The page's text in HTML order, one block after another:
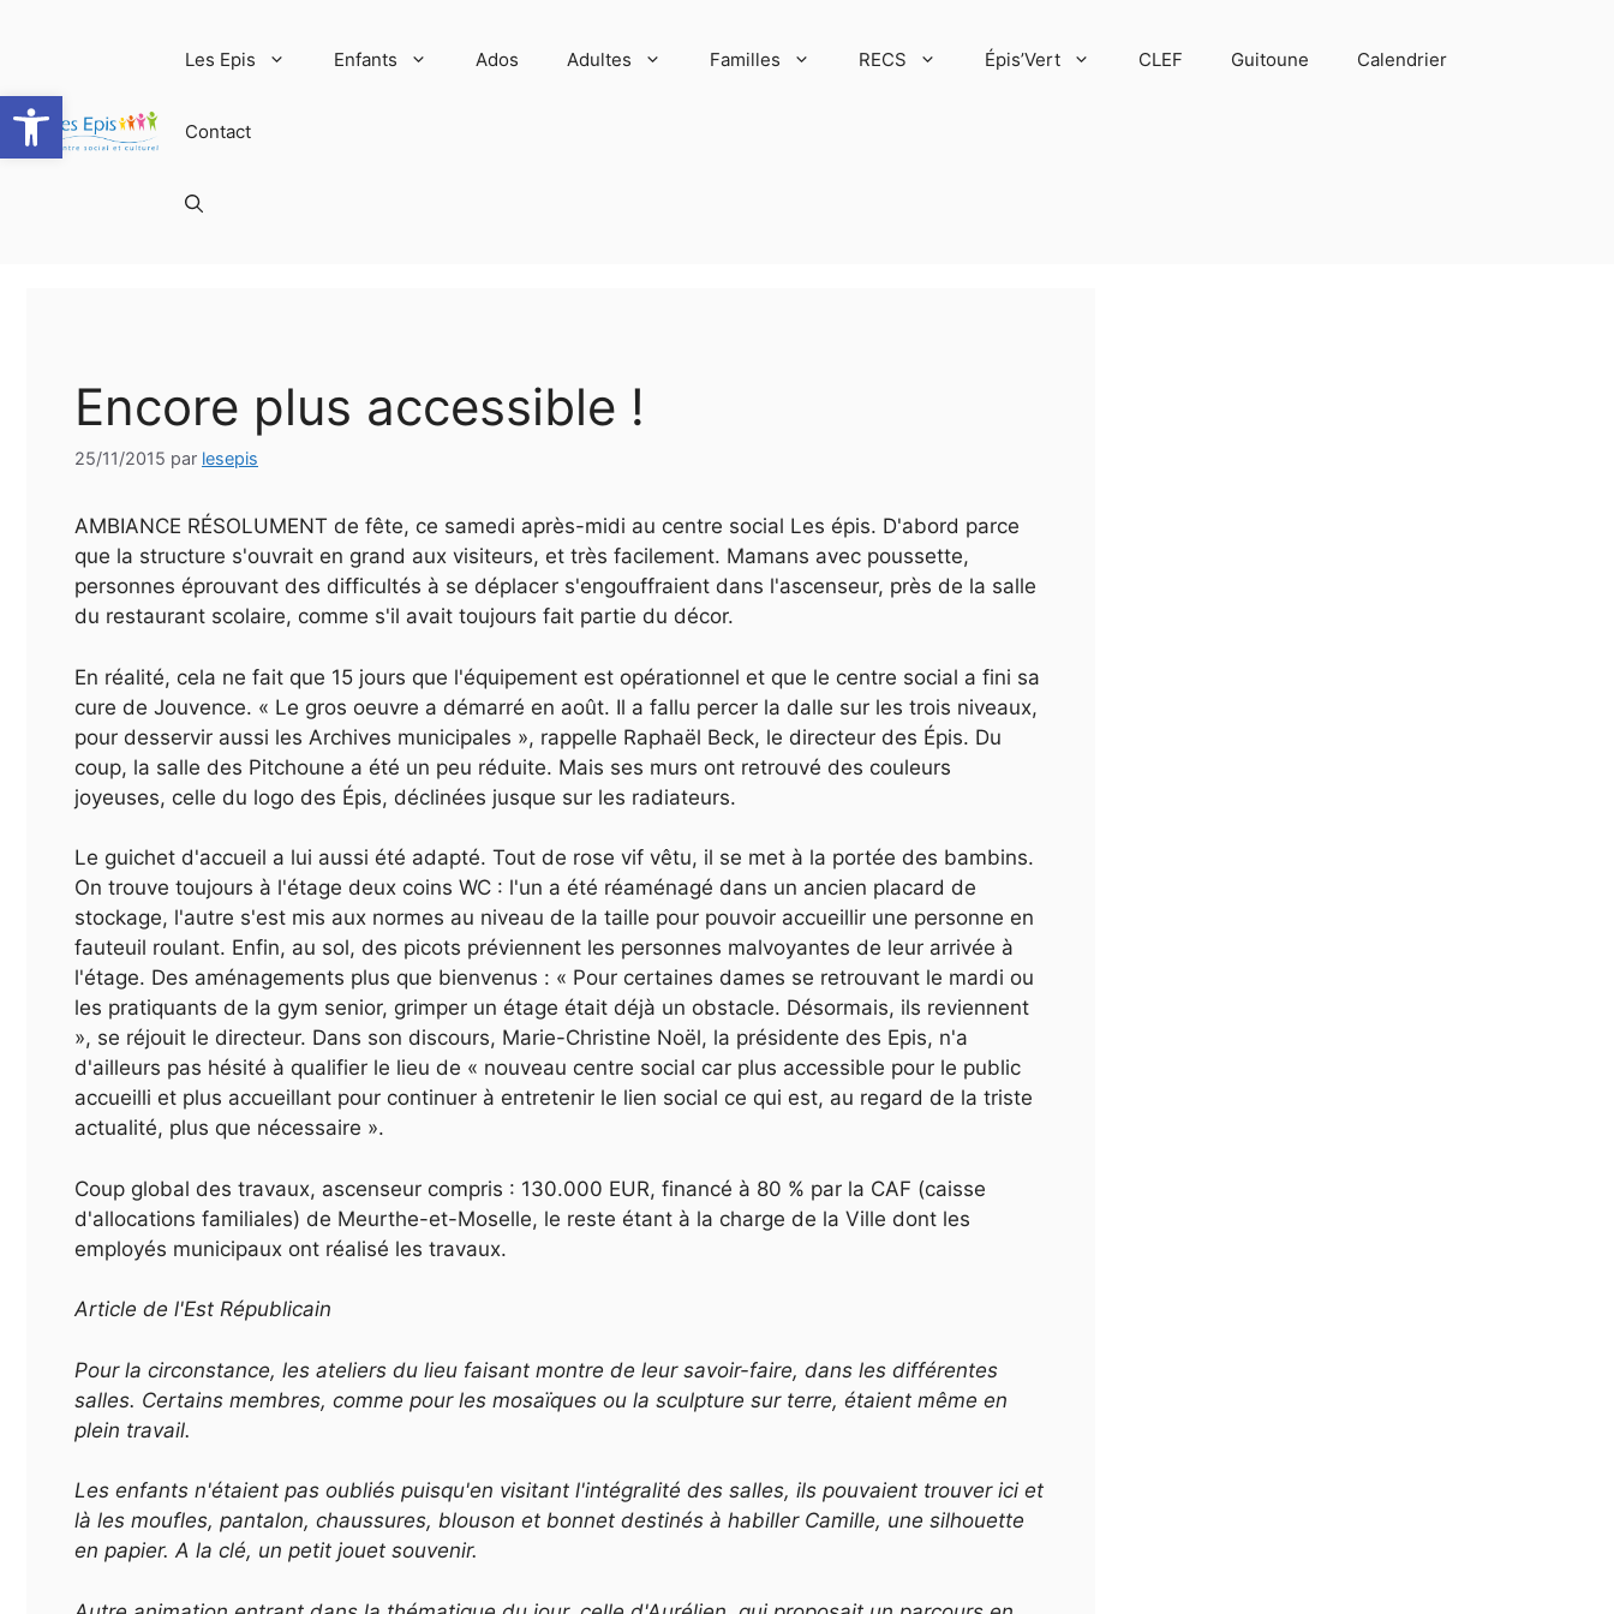
Ouvrir la barre d’outils
Les Epis Enfants Ados Adultes Familles RECS Épis’Vert CLEF Guitoune Calendrier
Contact
Encore plus accessible !
25/11/2015 par lesepis
AMBIANCE RÉSOLUMENT de fête, ce samedi après-midi au centre social Les épis. D'abord parce
que la structure s'ouvrait en grand aux visiteurs, et très facilement. Mamans avec poussette,
personnes éprouvant des difficultés à se déplacer s'engouffraient dans l'ascenseur, près de la salle
du restaurant scolaire, comme s'il avait toujours fait partie du décor.
En réalité, cela ne fait que 15 jours que l'équipement est opérationnel et que le centre social a fini sa
cure de Jouvence. « Le gros oeuvre a démarré en août. Il a fallu percer la dalle sur les trois niveaux,
pour desservir aussi les Archives municipales », rappelle Raphaël Beck, le directeur des Épis. Du
coup, la salle des Pitchoune a été un peu réduite. Mais ses murs ont retrouvé des couleurs
joyeuses, celle du logo des Épis, déclinées jusque sur les radiateurs.
Le guichet d'accueil a lui aussi été adapté. Tout de rose vif vêtu, il se met à la portée des bambins.
On trouve toujours à l'étage deux coins WC : l'un a été réaménagé dans un ancien placard de
stockage, l'autre s'est mis aux normes au niveau de la taille pour pouvoir accueillir une personne en
fauteuil roulant. Enfin, au sol, des picots préviennent les personnes malvoyantes de leur arrivée à
l'étage. Des aménagements plus que bienvenus : « Pour certaines dames se retrouvant le mardi ou
les pratiquants de la gym senior, grimper un étage était déjà un obstacle. Désormais, ils reviennent
», se réjouit le directeur. Dans son discours, Marie-Christine Noël, la présidente des Epis, n'a
d'ailleurs pas hésité à qualifier le lieu de « nouveau centre social car plus accessible pour le public
accueilli et plus accueillant pour continuer à entretenir le lien social ce qui est, au regard de la triste
actualité, plus que nécessaire ».
Coup global des travaux, ascenseur compris : 130.000 EUR, financé à 80 % par la CAF (caisse
d'allocations familiales) de Meurthe-et-Moselle, le reste étant à la charge de la Ville dont les
employés municipaux ont réalisé les travaux.
Article de l'Est Républicain
Pour la circonstance, les ateliers du lieu faisant montre de leur savoir-faire, dans les différentes
salles. Certains membres, comme pour les mosaïques ou la sculpture sur terre, étaient même en
plein travail.
Les enfants n'étaient pas oubliés puisqu'en visitant l'intégralité des salles, ils pouvaient trouver ici et
là les moufles, pantalon, chaussures, blouson et bonnet destinés à habiller Camille, une silhouette
en papier. A la clé, un petit jouet souvenir.